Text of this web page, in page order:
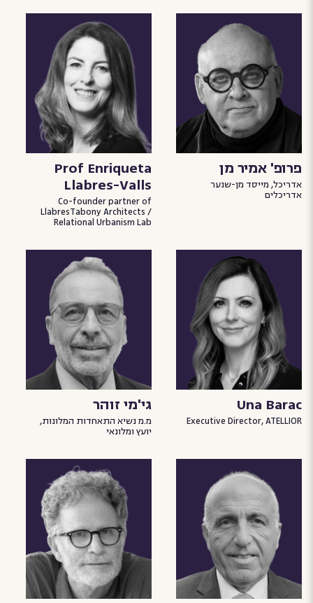
פרופ' אמיר מן
אדריכל, מייסד מן-שנער
אדריכלים
Prof Enriqueta
Llabres-Valls
Co-founder partner of
LlabresTabony Architects /
Relational Urbanism Lab
Una Barac
Executive Director, ATELLIOR
גי'מי זוהר
מ.מ נשיא התאחדות המלונות,
יועץ ומלונאי